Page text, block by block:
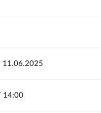
11.06.2025
14:00